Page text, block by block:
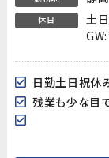
休日
土
残業も少な目